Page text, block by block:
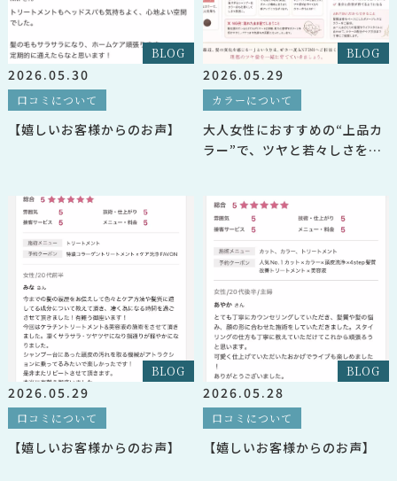
BLOG
2026.05.30
口コミについて
【嬉しいお客様からのお声】
BLOG
2026.05.29
カラーについて
大人女性におすすめの“上品カ
ラー”で、ツヤと若々しさを叶
BLOG
2026.05.29
口コミについて
【嬉しいお客様からのお声】
BLOG
2026.05.28
口コミについて
【嬉しいお客様からのお声】